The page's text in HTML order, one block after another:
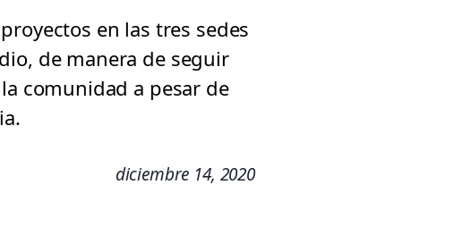
en las tres sedes
de manera de seguir
comunidad a pesar de
diciembre 14, 2020